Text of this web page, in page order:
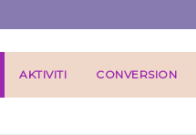
AKTIVITI CONVERSION